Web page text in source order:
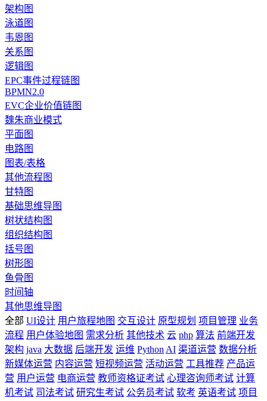
架构图
泳道图
韦恩图
关系图
逻辑图
EPC事件过程链图
BPMN2.0
EVC企业价值链图
魏朱商业模式
平面图
电路图
图表/表格
其他流程图
甘特图
基础思维导图
树状结构图
组织结构图
括号图
树形图
鱼骨图
时间轴
其他思维导图
全部 UI设计 用户旅程地图 交互设计 原型规划 项目管理 业务
流程 用户体验地图 需求分析 其他技术 云 php 算法 前端开发
架构 java 大数据 后端开发 运维 Python AI 渠道运营 数据分析
新媒体运营 内容运营 短视频运营 活动运营 工具推荐 产品运
营 用户运营 电商运营 教师资格证考试 心理咨询师考试 计算
机考试 司法考试 研究生考试 公务员考试 软考 英语考试 项目